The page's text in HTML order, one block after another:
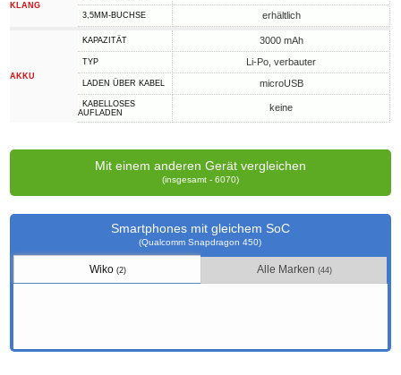
KLANG
3,5MM-BUCHSE erhältlich
AKKU
KAPAZITÄT 3000 mAh
TYP Li-Po, verbauter
LADEN ÜBER KABEL microUSB
KABELLOSES
AUFLADEN
keine
Mit einem anderen Gerät vergleichen
(insgesamt - 6070)
Smartphones mit gleichem SoC
(Qualcomm Snapdragon 450)
Wiko (2) Alle Marken (44)